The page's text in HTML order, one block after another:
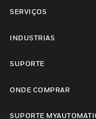
SERVIÇOS
INDUSTRIAS
SUPORTE
ONDE COMPRAR
SUPORTE